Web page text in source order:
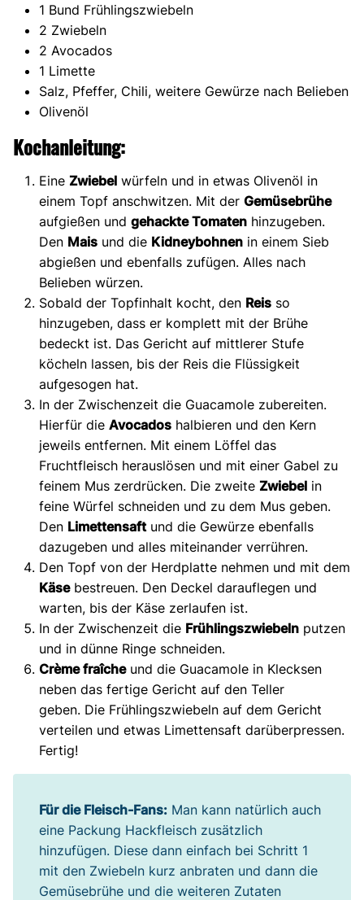
1 Bund Frühlingszwiebeln
2 Zwiebeln
2 Avocados
1 Limette
Salz, Pfeffer, Chili, weitere Gewürze nach Belieben
Olivenöl
Kochanleitung:
Eine Zwiebel würfeln und in etwas Olivenöl in
einem Topf anschwitzen. Mit der Gemüsebrühe
aufgießen und gehackte Tomaten hinzugeben.
Den Mais und die Kidneybohnen in einem Sieb
abgießen und ebenfalls zufügen. Alles nach
Belieben würzen.
Sobald der Topfinhalt kocht, den Reis so
hinzugeben, dass er komplett mit der Brühe
bedeckt ist. Das Gericht auf mittlerer Stufe
köcheln lassen, bis der Reis die Flüssigkeit
aufgesogen hat.
In der Zwischenzeit die Guacamole zubereiten.
Hierfür die Avocados halbieren und den Kern
jeweils entfernen. Mit einem Löffel das
Fruchtfleisch herauslösen und mit einer Gabel zu
feinem Mus zerdrücken. Die zweite Zwiebel in
feine Würfel schneiden und zu dem Mus geben.
Den Limettensaft und die Gewürze ebenfalls
dazugeben und alles miteinander verrühren.
Den Topf von der Herdplatte nehmen und mit dem
Käsebestreuen. Den Deckel darauflegen und
warten, bis der Käse zerlaufen ist.
In der Zwischenzeit die Frühlingszwiebeln putzen
und in dünne Ringe schneiden.
Crème fraîcheund die Guacamole in Klecksen
neben das fertige Gericht auf den Teller
geben. Die Frühlingszwiebeln auf dem Gericht
verteilen und etwas Limettensaft darüberpressen.
Fertig!
Für die Fleisch-Fans: Man kann natürlich auch
eine Packung Hackfleisch zusätzlich
hinzufügen. Diese dann einfach bei Schritt 1
mit den Zwiebeln kurz anbraten und dann die
Gemüsebrühe und die weiteren Zutaten